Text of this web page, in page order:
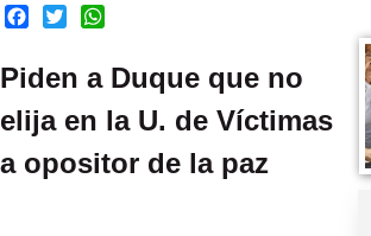
Participa
Facebook
Twitter
Piden a Duque que no
elija en la U. de Víctimas
a opositor de la paz